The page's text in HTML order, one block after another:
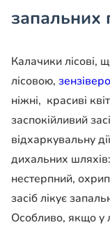
запальних
Калачики лісові,
лісовою,
ніжні, красиві
заспокійливий
відхаркувальну
дихальних
нестерпний,
засіб лікує
Особливо, якщо у